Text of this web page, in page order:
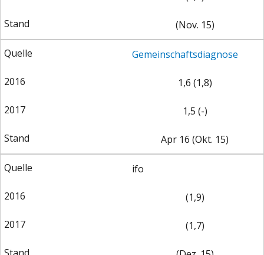
INDUSTRIEPOLITIK
CIRCULAR ECONOMY
ENERGIE & UMWELT
ENTWICKLUNGSPOLITIK
(Nov. 15)
Gemeinschaftsdiagnose
1,6 (1,8)
1,5 (-)
Apr 16 (Okt. 15)
ifo
(1,9)
(1,7)